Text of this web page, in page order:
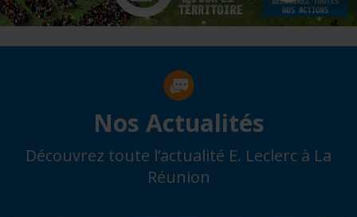
Nos Actualités
Découvrez toute l’actualité E. Leclerc à La
Réunion